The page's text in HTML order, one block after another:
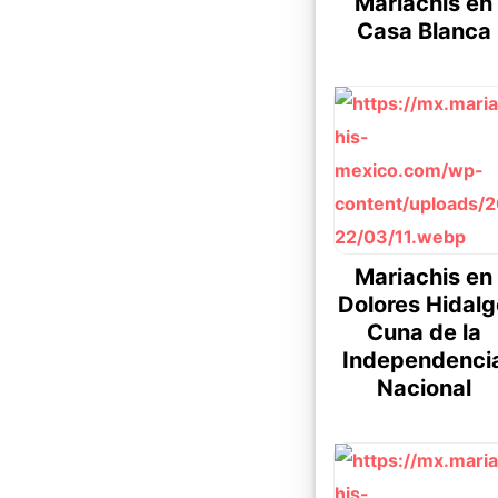
Casa Blanca
Mariachis en
Dolores
Cuna de la
Nacional